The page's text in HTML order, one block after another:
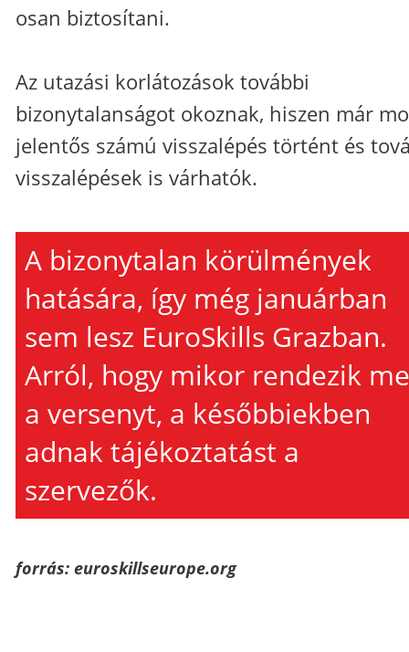
osan biztosítani.
Az utazási korlátozások további
bizonytalanságot okoznak, hiszen már
jelentős számú visszalépés történt és
visszalépések is várhatók.
A bizonytalan körülmények
hatására, így még januárban
sem lesz EuroSkills Grazban.
Arról, hogy mikor rendezik
a versenyt, a későbbiekben
adnak tájékoztatást a
szervezők.
forrás: euroskillseurope.org